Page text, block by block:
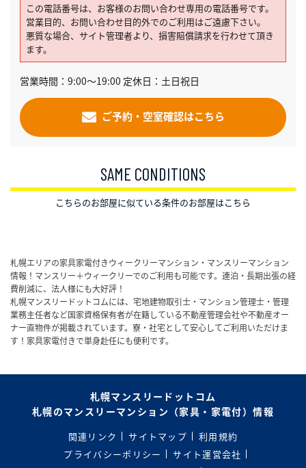
この電話番号は、お客様のお問い合わせ専用の電話番号です。
営業目的、お問い合わせ目的外でのご利用はご遠慮下さい。
悪質な場合、サイト管理者より、損害賠償請求を行わせて頂き
ます。
営業時間：9:00～19:00 定休日：土日祝日
ご予約・空室確認はこちら
SAME CONDITIONS
こちらのお部屋に似ている条件のお部屋はこちら
札幌エリアの家具家電付きウィークリーマンション・マンスリーマンション
情報！マンスリー＋ウィークリーでのご利用も可能です。連泊・長期出張の経
費削減に、法人様にも大好評！
札幌マンスリードットコムには、宅地建物取引士・マンション管理士・管理
業務主任者など国家資格保有者が在籍している不動産管理会社や不動産オー
ナー直物件が掲載されています。寮・社宅として安心してご利用いただけま
す！家具家電付きで単身赴任にも便利です。
札幌マンスリードットコム
札幌のマンスリーマンション（家具・家電付）情報
関連リンク サイトマップ
利用規約
プライバシーポリシー
サイト運営会社